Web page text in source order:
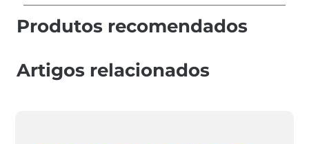
Produtos recomendados
Artigos relacionados